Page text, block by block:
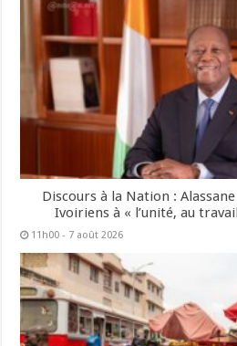
Discours à la Nation :
Ivoiriens à « l’unité, au
11h00 - 7 août 2026